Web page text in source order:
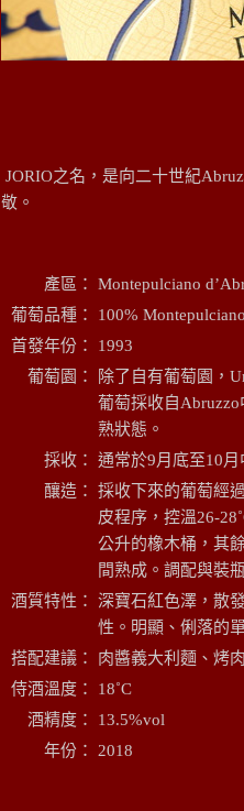
JORIO之名，是向二十世紀
敬。
產區：
Montepulciano
葡萄品種：
100%
首發年份：
1993
葡萄園：
除了自有葡萄園，
葡萄採收自
熟狀態。
採收：
通常於9月底至10
釀造：
採收下來的葡萄經
皮程序，控溫26-
公升的橡木桶，其
間熟成。調配與裝
酒質特性：
深寶石紅色澤，散
性。明顯、俐落的
搭配建議：
肉醬義大利麵、烤
侍酒溫度：
18˚C
酒精度 ：
13.5%vol
年份：
2018